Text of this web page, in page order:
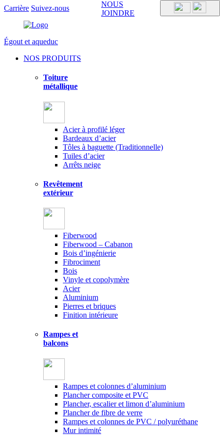
Carrière Suivez-nous
Égout et aqueduc
NOS PRODUITS
Toiture
métallique
Acier à profilé léger
Bardeaux d’acier
Tôles à baguette (Traditionnelle)
Tuiles d’acier
Arrêts neige
Revêtement
extérieur
Fiberwood
Fiberwood – Cabanon
Bois d’ingénierie
Fibrociment
Bois
Vinyle et copolymère
Acier
Aluminium
Pierres et briques
Finition intérieure
Rampes et
balcons
Rampes et colonnes d’aluminium
Plancher composite et PVC
Plancher, escalier et limon d’aluminium
Plancher de fibre de verre
Rampes et colonnes de PVC / polyuréthane
Mur intimité
NOUS
JOINDRE